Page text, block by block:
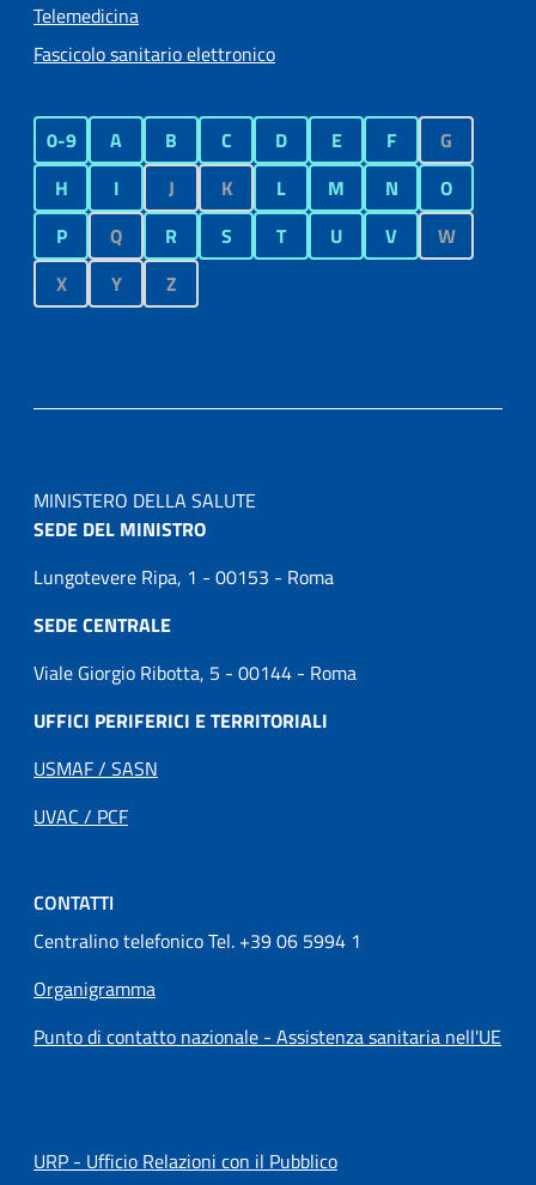
Telemedicina
Fascicolo sanitario elettronico
0-9 A B C D E F
G
H
I J K L M N
O
P
Q R S T U V
W
X
Y Z
MINISTERO DELLA SALUTE
SEDE DEL MINISTRO
Lungotevere Ripa, 1 - 00153 - Roma
SEDE CENTRALE
Viale Giorgio Ribotta, 5 - 00144 - Roma
UFFICI PERIFERICI E TERRITORIALI
USMAF / SASN
UVAC / PCF
CONTATTI
Centralino telefonico Tel. +39 06 5994 1
Organigramma
Punto di contatto nazionale - Assistenza sanitaria nell'UE
URP - Ufficio Relazioni con il Pubblico